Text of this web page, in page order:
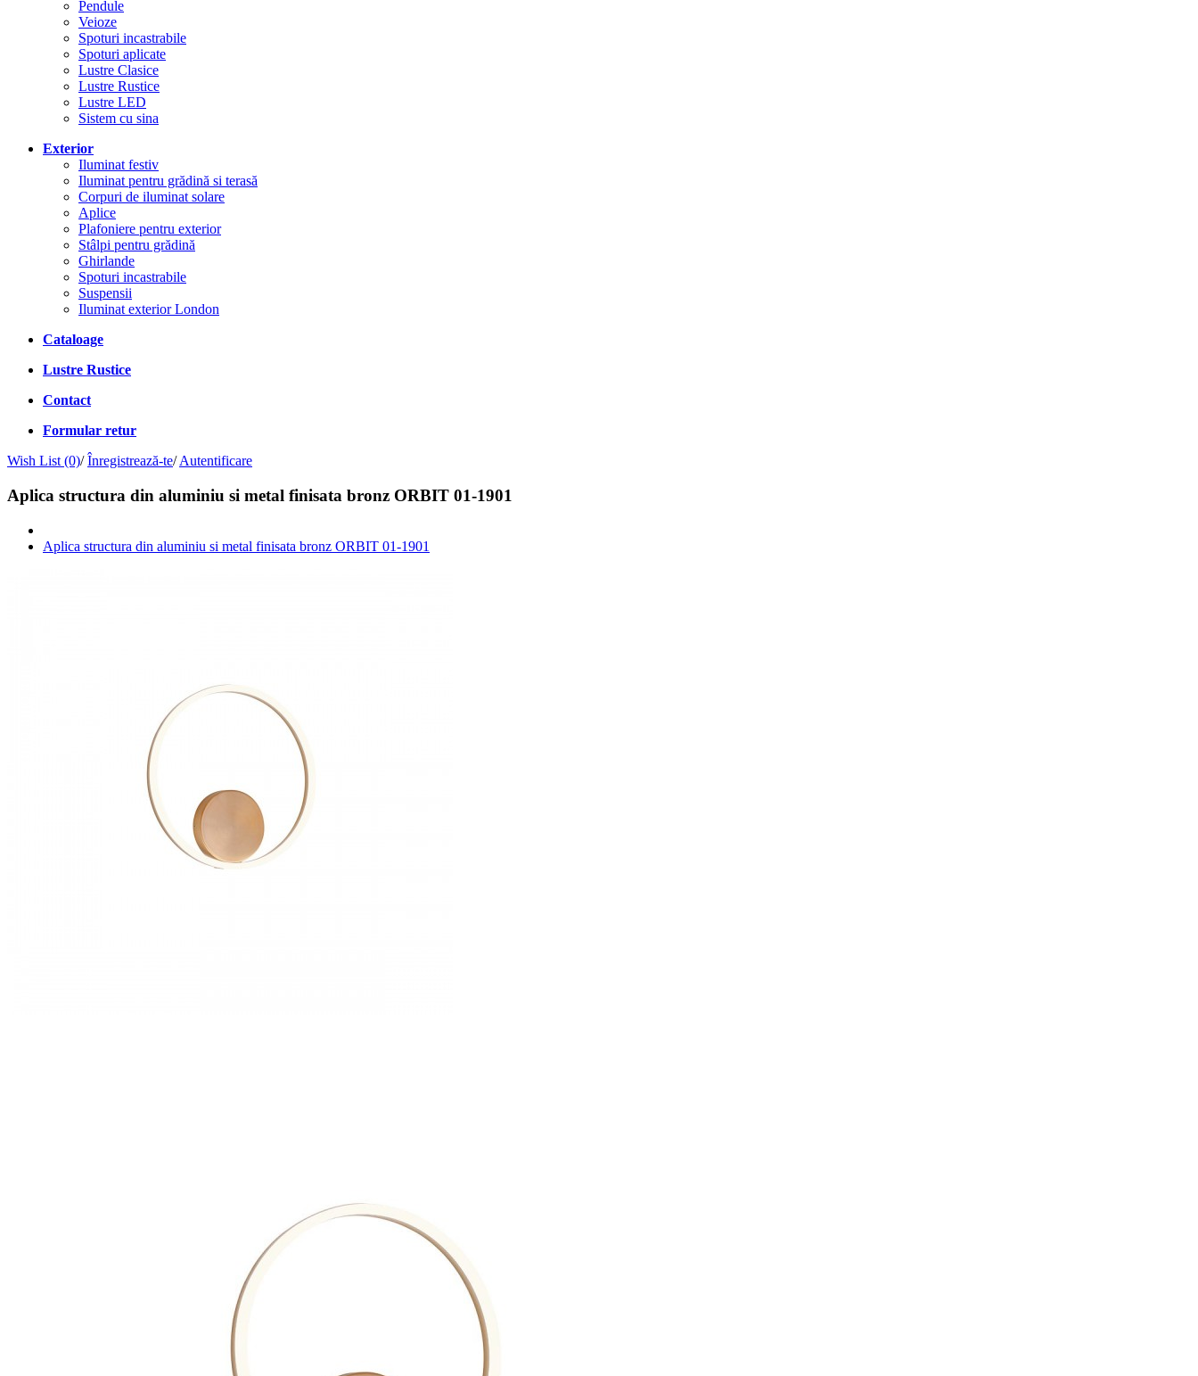
Pendule
Veioze
Spoturi incastrabile
Spoturi aplicate
Lustre Clasice
Lustre Rustice
Lustre LED
Sistem cu sina
Exterior
Iluminat festiv
Iluminat pentru grădină si terasă
Corpuri de iluminat solare
Aplice
Plafoniere pentru exterior
Stâlpi pentru grădină
Ghirlande
Spoturi incastrabile
Suspensii
Iluminat exterior London
Cataloage
Lustre Rustice
Contact
Formular retur
Wish List (0)/ Înregistrează-te/ Autentificare
Aplica structura din aluminiu si metal finisata bronz ORBIT 01-1901
Aplica structura din aluminiu si metal finisata bronz ORBIT 01-1901